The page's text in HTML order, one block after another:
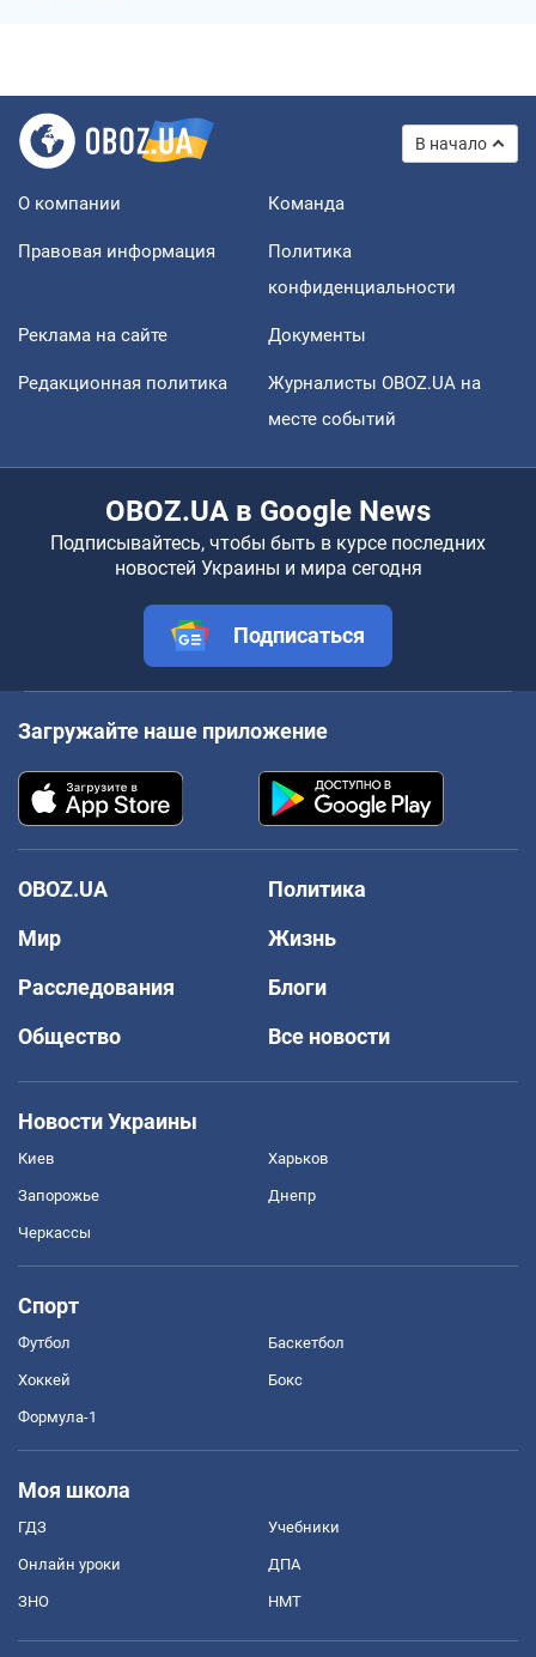
В начало
О компании Команда
Правовая информация
Политика
конфиденциальности
Реклама на сайте Документы
Редакционная политика
Журналисты OBOZ.UA на
месте событий
OBOZ.UA в Google News
Подписывайтесь, чтобы быть в курсе последних
новостей Украины и мира сегодня
Подписаться
Загружайте наше приложение
OBOZ.UA
Политика
Мир
Жизнь
Расследования
Блоги
Общество
Все новости
Новости Украины
Киев Харьков
Запорожье Днепр
Черкассы
Спорт
Футбол Баскетбол
Хоккей Бокс
Формула-1
Моя школа
ГДЗ Учебники
Онлайн уроки ДПА
ЗНО НМТ